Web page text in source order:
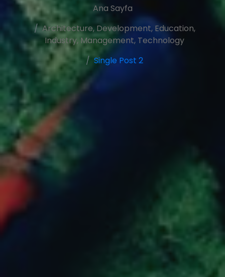
Ana Sayfa
Architecture, Development, Education,
Industry, Management, Technology
Single Post 2